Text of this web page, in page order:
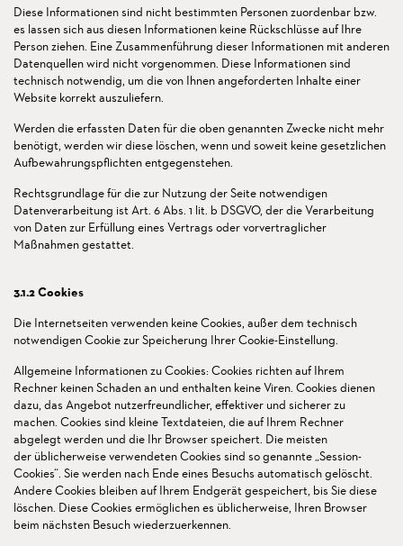
Diese Informationen sind nicht bestimmten Personen zuordenbar bzw.
es lassen sich aus diesen Informationen keine Rückschlüsse auf Ihre
Person ziehen. Eine Zusammenführung dieser Informationen mit anderen
Datenquellen wird nicht vorgenommen. Diese Informationen sind
technisch notwendig, um die von Ihnen angeforderten Inhalte einer
Website korrekt auszuliefern.
Werden die erfassten Daten für die oben genannten Zwecke nicht mehr
benötigt, werden wir diese löschen, wenn und soweit keine gesetzlichen
Aufbewahrungspflichten entgegenstehen.
Rechtsgrundlage für die zur Nutzung der Seite notwendigen
Datenverarbeitung ist Art. 6 Abs. 1 lit. b DSGVO, der die Verarbeitung
von Daten zur Erfüllung eines Vertrags oder vorvertraglicher
Maßnahmen gestattet.
3.1.2 Cookies
Die Internetseiten verwenden keine Cookies, außer dem technisch
notwendigen Cookie zur Speicherung Ihrer Cookie-Einstellung.
Allgemeine Informationen zu Cookies: Cookies richten auf Ihrem
Rechner keinen Schaden an und enthalten keine Viren. Cookies dienen
dazu, das Angebot nutzerfreundlicher, effektiver und sicherer zu
machen. Cookies sind kleine Textdateien, die auf Ihrem Rechner
abgelegt werden und die Ihr Browser speichert. Die meisten
der üblicherweise verwendeten Cookies sind so genannte „Session-
Cookies“. Sie werden nach Ende eines Besuchs automatisch gelöscht.
Andere Cookies bleiben auf Ihrem Endgerät gespeichert, bis Sie diese
löschen. Diese Cookies ermöglichen es üblicherweise, Ihren Browser
beim nächsten Besuch wiederzuerkennen.